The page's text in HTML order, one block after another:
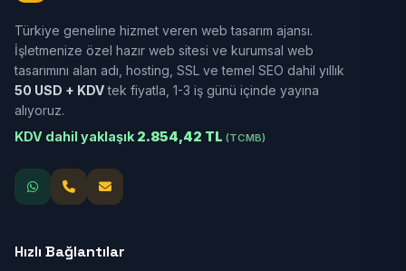
Türkiye geneline hizmet veren web tasarım ajansı.
İşletmenize özel hazır web sitesi ve kurumsal web
tasarımını alan adı, hosting, SSL ve temel SEO dahil yıllık
50 USD + KDVtek fiyatla, 1-3 iş günü içinde yayına
alıyoruz.
KDV dahil yaklaşık 2.854,42 TL (TCMB)
Hızlı Bağlantılar